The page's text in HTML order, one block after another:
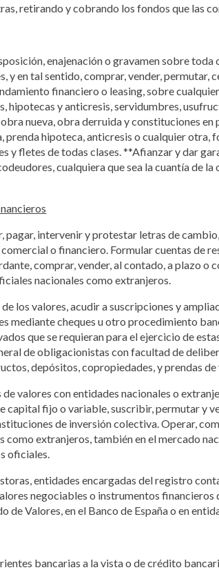
retirando y cobrando los fondos que las
enajenación o gravamen sobre toda
en tal sentido, comprar, vender, permutar,
financiero o leasing, sobre
hipotecas y anticresis, servidumbres,
nueva, obra derruida y constituciones
hipoteca, anticresis o cualquier otra,
y fletes de todas clases. **Afianzar y dar
cualquiera que sea la cuantía de
pagar, intervenir y protestar letras de
o financiero. Formular cuentas de
comprar, vender, al contado, a plazo
nacionales como extranjeros.
los valores, acudir a suscripciones y
mediante cheques u otro procedimiento
que se requieran para el ejercicio de
de obligacionistas con facultad de
depósitos, copropiedades, y prendas de
valores con entidades nacionales o
capital fijo o variable, suscribir, permutar y
de inversión colectiva. Operar,
extranjeros, también en el mercado
oficiales.
entidades encargadas del registro
negociables o instrumentos
Valores, en el Banco de España o en
bancarias a la vista o de crédito